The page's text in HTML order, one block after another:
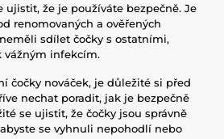
ujistit, že je používáte bezpečně. Je
renomovaných a ověřených
sdílet čočky s ostatními,
vážným infekcím.
čočky nováček, je důležité si před
nechat poradit, jak je bezpečně
se ujistit, že čočky jsou správně
se vyhnuli nepohodlí nebo